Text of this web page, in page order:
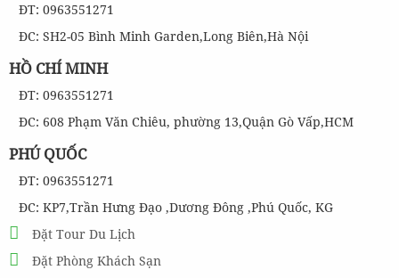
ĐT: 0963551271
ĐC: SH2-05 Bình Minh Garden,Long Biên,Hà Nội
HỒ CHÍ MINH
ĐT: 0963551271
ĐC: 608 Phạm Văn Chiêu, phường 13,Quận Gò Vấp,HCM
PHÚ QUỐC
ĐT: 0963551271
ĐC: KP7,Trần Hưng Đạo ,Dương Đông ,Phú Quốc, KG
Đặt Tour Du Lịch
Đặt Phòng Khách Sạn